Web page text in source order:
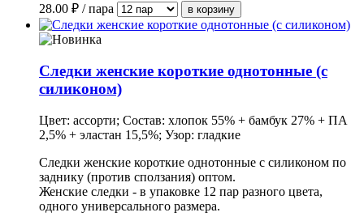
28.00 ₽ / пара
Следки женские короткие однотонные (с
силиконом)
Цвет: ассорти; Состав: хлопок 55% + бамбук 27% + ПА
2,5% + эластан 15,5%; Узор: гладкие
Следки женские короткие однотонные с силиконом по
заднику (против сползания) оптом.
Женские следки - в упаковке 12 пар разного цвета,
одного универсального размера.